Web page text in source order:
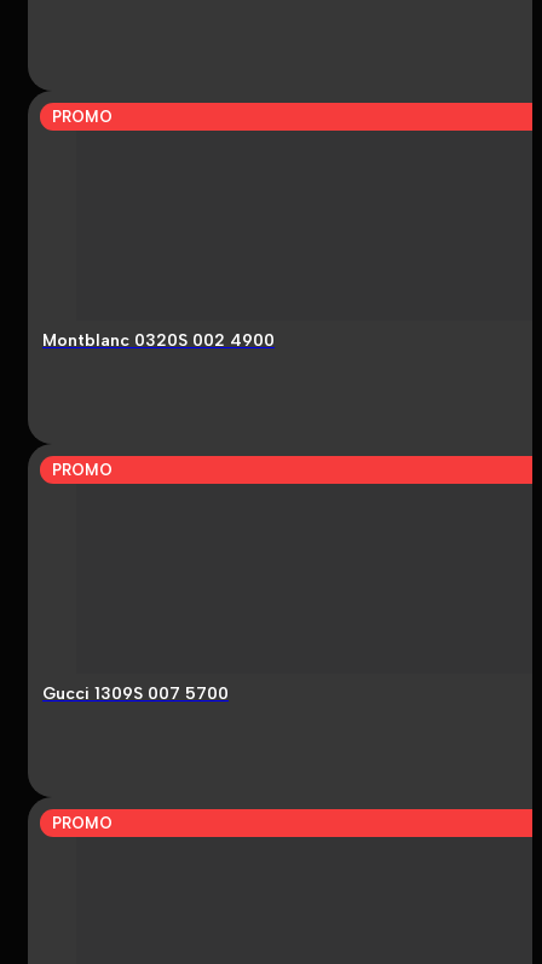
PROMO
Montblanc 0320S 002 4900
PROMO
Gucci 1309S 007 5700
PROMO